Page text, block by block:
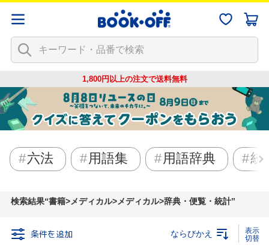
1,800円以上の注文で送料無料
六法 用語集 用語辞典 統
検索結果 書籍>メディカル>メディカル>辞典・便覧・統計
条件を追加 ならびかえ